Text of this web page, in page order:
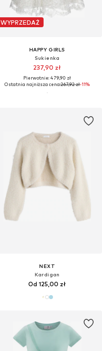
WYPRZEDAŻ
HAPPY GIRLS
Sukienka
237,90 zł
Pierwotnie: 479,90 zł
Ostatnia najniższa cena:267,92 zł-11%
NEXT
Kardigan
Od 125,00 zł